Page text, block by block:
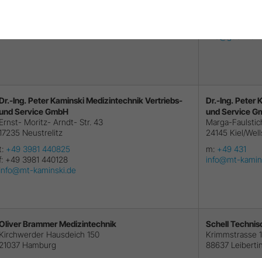
Ing. Peter Kaminski Medizintechnik Vertriebs-
Service GmbH
Ernst- Moritz- Arndt- Str. 43
Neustrelitz
+49 3981 440825
+49 3981 440128
info@mt-kaminski.de
Dr.-Ing. Peter
und Service
Marga-
24145 Kiel/
m: +49 431
info@mt-
Brammer Medizintechnik
Kirchwerder Hausdeich 150
21037 Hamburg
Schell
Krimmstrasse 1
88637